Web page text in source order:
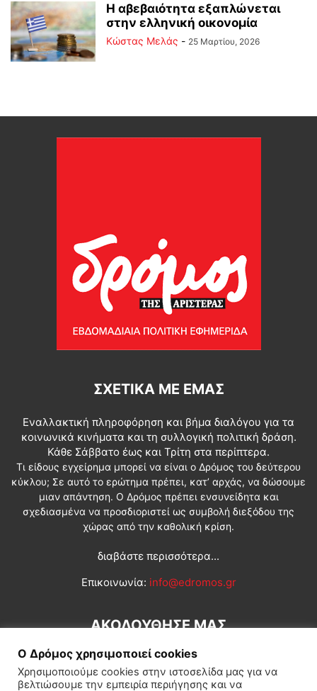
Η αβεβαιότητα εξαπλώνεται
στην ελληνική οικονομία
Κώστας Μελάς - 25 Μαρτίου, 2026
ΣΧΕΤΙΚΆ ΜΕ ΕΜΆΣ
Εναλλακτική πληροφόρηση και βήμα διαλόγου για τα
κοινωνικά κινήματα και τη συλλογική πολιτική δράση.
Κάθε Σάββατο έως και Τρίτη στα περίπτερα.
Τι είδους εγχείρημα μπορεί να είναι ο Δρόμος του δεύτερου
κύκλου; Σε αυτό το ερώτημα πρέπει, κατ’ αρχάς, να δώσουμε
μιαν απάντηση. Ο Δρόμος πρέπει ενσυνείδητα και
σχεδιασμένα να προσδιοριστεί ως συμβολή διεξόδου της
χώρας από την καθολική κρίση.
διαβάστε περισσότερα...
Επικοινωνία: info@edromos.gr
ΑΚΟΛΟΥΘΗΣΕ ΜΑΣ
Ο Δρόμος χρησιμοποιεί cookies
Χρησιμοποιούμε cookies στην ιστοσελίδα μας για να
βελτιώσουμε την εμπειρία περιήγησης και να